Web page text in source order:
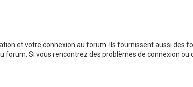
et votre connexion au forum. Ils fournissent aussi des
Si vous rencontrez des problèmes de connexion ou